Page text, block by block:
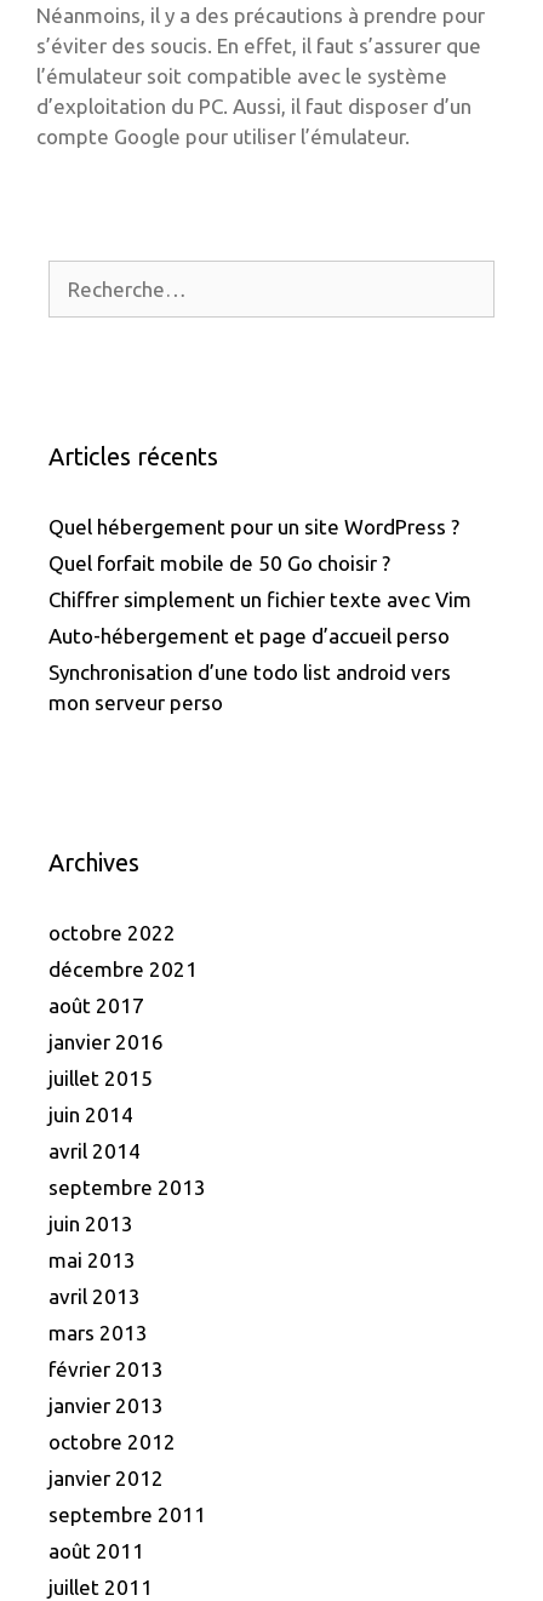
Néanmoins, il y a des précautions à prendre pour
s’éviter des soucis. En effet, il faut s’assurer que
l’émulateur soit compatible avec le système
d’exploitation du PC. Aussi, il faut disposer d’un
compte Google pour utiliser l’émulateur.
Articles récents
Quel hébergement pour un site WordPress ?
Quel forfait mobile de 50 Go choisir ?
Chiffrer simplement un fichier texte avec Vim
Auto-hébergement et page d’accueil perso
Synchronisation d’une todo list android vers
mon serveur perso
Archives
octobre 2022
décembre 2021
août 2017
janvier 2016
juillet 2015
juin 2014
avril 2014
septembre 2013
juin 2013
mai 2013
avril 2013
mars 2013
février 2013
janvier 2013
octobre 2012
janvier 2012
septembre 2011
août 2011
juillet 2011